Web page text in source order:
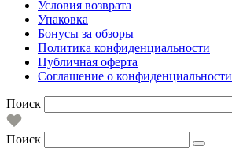
Условия возврата
Упаковка
Бонусы за обзоры
Политика конфиденциальности
Публичная оферта
Соглашение о конфиденциальности
Поиск
Поиск